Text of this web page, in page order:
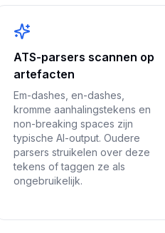
ATS-parsers scannen op
artefacten
Em-dashes, en-dashes,
kromme aanhalingstekens en
non-breaking spaces zijn
typische AI-output. Oudere
parsers struikelen over deze
tekens of taggen ze als
ongebruikelijk.